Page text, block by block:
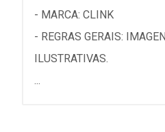
- MARCA: CLINK
- REGRAS GERAIS:
ILUSTRATIVAS.